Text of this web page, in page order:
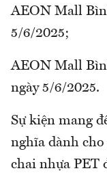
AEON Mall
5/6/2025;
AEON Mall
ngày 5/6/2025.
Sự kiện mang
nghĩa dành
chai nhựa PET